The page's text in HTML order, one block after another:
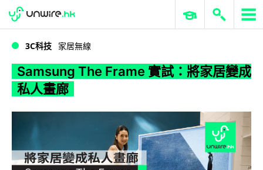
WWDC 2026 ERP 與商業 AI
3C科技 家居無線
Samsung The Frame 實試：將家居變成
私人畫廊